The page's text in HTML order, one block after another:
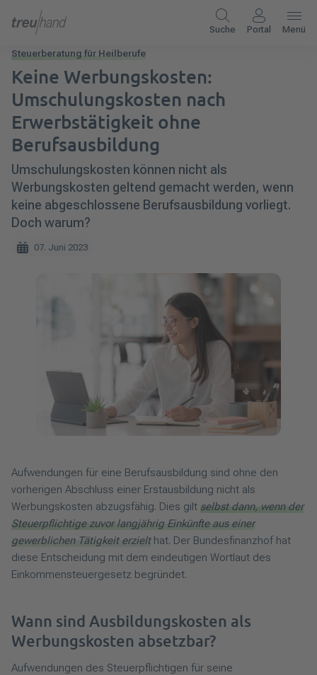
Suche Portal Menü
Steuerberatung für Heilberufe
Keine Werbungskosten:
Umschulungskosten nach
Erwerbstätigkeit ohne
Berufsausbildung
Umschulungskosten können nicht als
Werbungskosten geltend gemacht werden, wenn
keine abgeschlossene Berufsausbildung vorliegt.
Doch warum?
07. Juni 2023
Aufwendungen für eine Berufsausbildung sind ohne den
vorherigen Abschluss einer Erstausbildung nicht als
Werbungskosten abzugsfähig. Dies gilt selbst dann, wenn der
Steuerpflichtige zuvor langjährig Einkünfte aus einer
gewerblichen Tätigkeit erzielthat. Der Bundesfinanzhof hat
diese Entscheidung mit dem eindeutigen Wortlaut des
Einkommensteuergesetz begründet.
Wann sind Ausbildungskosten als
Werbungskosten absetzbar?
Aufwendungen des Steuerpflichtigen für seine